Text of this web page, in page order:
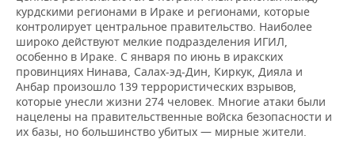
курдскими регионами в Ираке и регионами, которые
контролирует центральное правительство. Наиболее
широко действуют мелкие подразделения ИГИЛ,
особенно в Ираке. С января по июнь в иракских
провинциях Нинава, Салах-эд-Дин, Киркук, Дияла и
Анбар произошло 139 террористических взрывов,
которые унесли жизни 274 человек. Многие атаки были
нацелены на правительственные войска безопасности и
их базы, но большинство убитых — мирные жители.